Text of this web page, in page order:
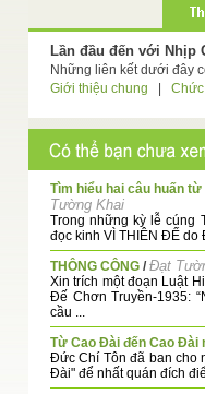
Lần đầu đến với Nhịp
Những liên kết dưới đây
Giới thiệu chung
Tìm hiểu hai câu huấn
Tường Khai
Trong những kỳ lễ cúng
đọc kinh VÌ THIÊN ĐẾ do
THÔNG CÔNG /Đạt
Xin trích một đoạn Luật
Đế Chơn Truyền-1935:
cầu ...
Từ Cao Đài đến Cao Đài
Đức Chí Tôn đã ban cho
Đài" để nhất quán đích